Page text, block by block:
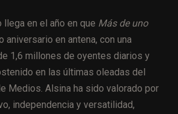
llega en el año en que Más de uno
aniversario en antena, con una
1,6 millones de oyentes diarios y
en las últimas oleadas del
Medios. Alsina ha sido valorado por
independencia y versatilidad,